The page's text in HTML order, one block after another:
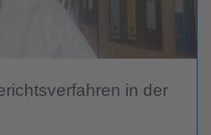
in der